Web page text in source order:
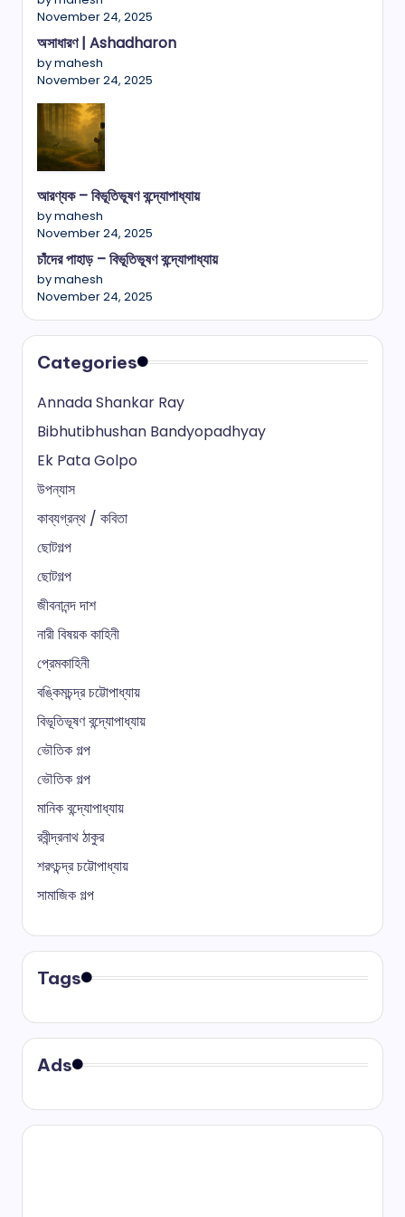
November 24, 2025
অসাধারণ | Ashadharon
by mahesh
November 24, 2025
আরণ্যক – বিভূতিভূষণ বন্দ্যোপাধ্যায়
by mahesh
November 24, 2025
চাঁদের পাহাড় – বিভূতিভূষণ বন্দ্যোপাধ্যায়
by mahesh
November 24, 2025
Categories
Annada Shankar Ray
Bibhutibhushan Bandyopadhyay
Ek Pata Golpo
উপন্যাস
কাব্যগ্রন্থ / কবিতা
ছোটগল্প
ছোটগল্প
জীবনানন্দ দাশ
নারী বিষয়ক কাহিনী
প্রেমকাহিনী
বঙ্কিমচন্দ্র চট্টোপাধ্যায়
বিভূতিভূষণ বন্দ্যোপাধ্যায়
ভৌতিক গল্প
ভৌতিক গল্প
মানিক বন্দ্যোপাধ্যায়
রবীন্দ্রনাথ ঠাকুর
শরৎচন্দ্র চট্টোপাধ্যায়
সামাজিক গল্প
Tags
Ads